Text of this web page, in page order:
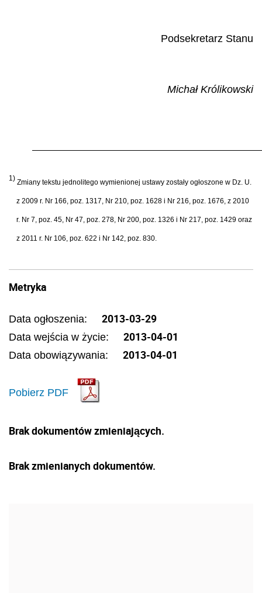
Podsekretarz Stanu
Michał Królikowski
1) Zmiany tekstu jednolitego wymienionej ustawy zostały ogłoszone w Dz. U.
z 2009 r. Nr 166, poz. 1317, Nr 210, poz. 1628 i Nr 216, poz. 1676, z 2010
r. Nr 7, poz. 45, Nr 47, poz. 278, Nr 200, poz. 1326 i Nr 217, poz. 1429 oraz
z 2011 r. Nr 106, poz. 622 i Nr 142, poz. 830.
Metryka
Data ogłoszenia: 2013-03-29
Data wejścia w życie: 2013-04-01
Data obowiązywania: 2013-04-01
Pobierz PDF
Brak dokumentów zmieniających.
Brak zmienianych dokumentów.